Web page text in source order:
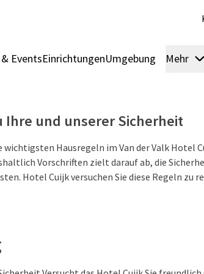
EventsEinrichtungenUmgebung Mehr
Ihre und unserer Sicherheit
Hausregeln im Van der Valk Hotel
Vorschriften zielt darauf ab, die
Hotel Cuijk versuchen Sie diese Regeln zu